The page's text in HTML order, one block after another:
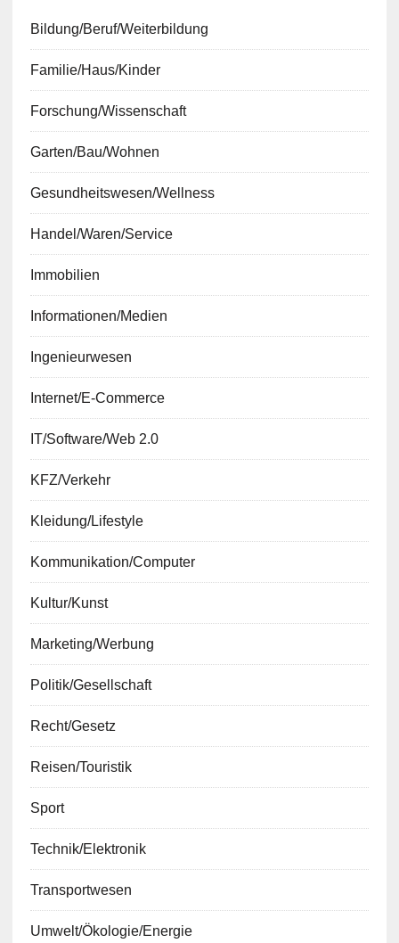
Bildung/Beruf/Weiterbildung
Familie/Haus/Kinder
Forschung/Wissenschaft
Garten/Bau/Wohnen
Gesundheitswesen/Wellness
Handel/Waren/Service
Immobilien
Informationen/Medien
Ingenieurwesen
Internet/E-Commerce
IT/Software/Web 2.0
KFZ/Verkehr
Kleidung/Lifestyle
Kommunikation/Computer
Kultur/Kunst
Marketing/Werbung
Politik/Gesellschaft
Recht/Gesetz
Reisen/Touristik
Sport
Technik/Elektronik
Transportwesen
Umwelt/Ökologie/Energie